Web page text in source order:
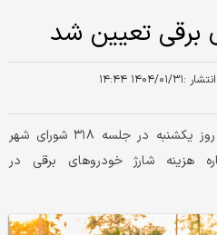
برقی تعیین شد
:۱۴۰۴/۰۱/۳۱ ۱۴:۴۴
سید جعفر تشکری هاشمی روز یکشنبه در جلسه ۳۱۸ شورای شهر
هزینه شارژ خودروهای برقی در